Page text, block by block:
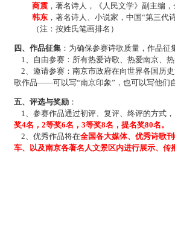
商震 ，著名诗人，《人民文学》副主编
韩东 ，著名诗人、小说家，中国“第三代
（注：按姓氏笔画排名）
四、作品征集 ：为确保参赛诗歌质量，作品征
1、自由参赛：所有热爱诗歌、热爱南京、热
2、邀请参赛：南京市政府在向世界各国历
歌作品——可以写“南京印象”，也可以写他们
五、评选与奖励 ：
1、参赛作品通过初评、复评、终评的方式
奖4名，2等奖6名，3等奖8名，提名奖80名。
2、优秀作品将在全国各大媒体、优秀诗歌
车、以及南京各著名人文景区内进行展示、传